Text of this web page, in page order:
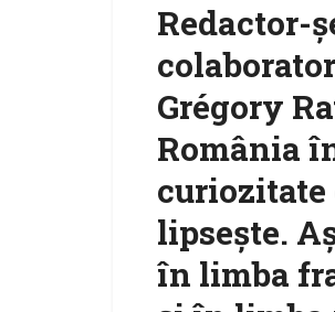
Redactor-
Grégory
România
curiozitate
lipseşte.
în limba